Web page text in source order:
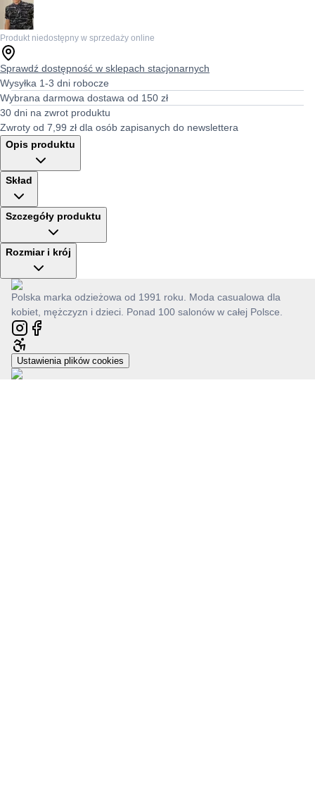
Produkt niedostępny w sprzedaży online
Sprawdź dostępność w sklepach stacjonarnych
Wysyłka 1-3 dni robocze
Wybrana darmowa dostawa od 150 zł
30 dni na zwrot produktu
Zwroty od 7,99 zł dla osób zapisanych do newslettera
Opis produktu
Skład
Szczegóły produktu
Rozmiar i krój
Polska marka odzieżowa od 1991 roku. Moda casualowa dla
kobiet, mężczyzn i dzieci. Ponad 100 salonów w całej Polsce.
Ustawienia plików cookies